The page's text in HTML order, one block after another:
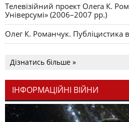
Телевізійний проект Олега К.
Універсумі» (2006–2007 рр.)
Олег К. Романчук. Публіцистика
Дізнатись більше »
ІНФОРМАЦІЙНІ ВІЙНИ